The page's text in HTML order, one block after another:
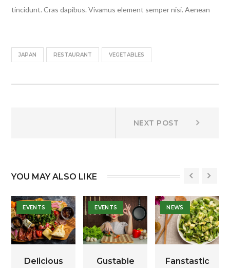
tincidunt. Cras dapibus. Vivamus element semper nisi. Aenean
JAPAN RESTAURANT VEGETABLES
NEXT POST
YOU MAY ALSO LIKE
EVENTS
Delicious
EVENTS
Gustable
NEWS
Fanstastic